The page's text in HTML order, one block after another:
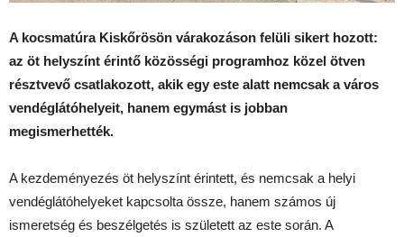
A kocsmatúra Kiskőrösön várakozáson felüli sikert hozott:
az öt helyszínt érintő közösségi programhoz közel ötven
résztvevő csatlakozott, akik egy este alatt nemcsak a város
vendéglátóhelyeit, hanem egymást is jobban
megismerhették.
A kezdeményezés öt helyszínt érintett, és nemcsak a helyi
vendéglátóhelyeket kapcsolta össze, hanem számos új
ismeretség és beszélgetés is született az este során. A